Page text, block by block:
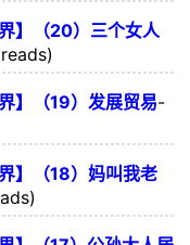
】（20）三个女人
】（19）发展贸易-
】（18）妈叫我老